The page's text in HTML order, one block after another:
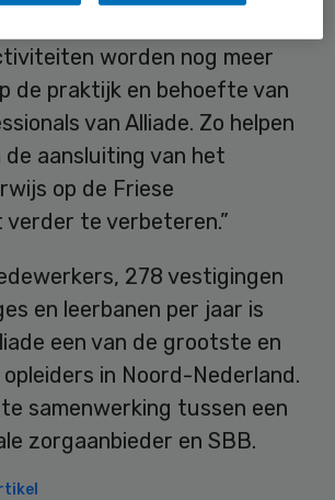
worden nog meer
de praktijk en behoefte van
van Alliade. Zo helpen
de aansluiting van het
op de Friese
te verbeteren.”
278 vestigingen
en leerbanen per jaar is
een van de grootste en
in Noord-Nederland.
samenwerking tussen een
zorgaanbieder en SBB.